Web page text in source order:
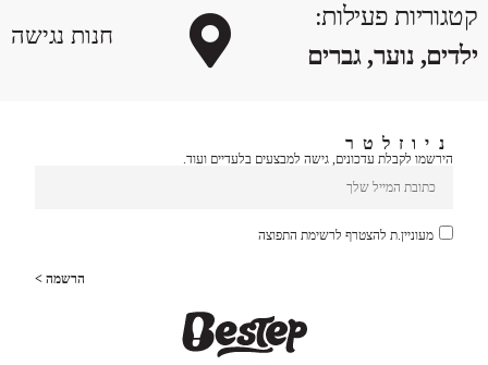
קטגוריות פעילות:
ילדים, נוער, גברים
חנות נגישה
ניוזלטר
הירשמו לקבלת עדכונים, גישה למבצעים בלעדיים ועוד.
מעוניין.ת להצטרף לרשימת התפוצה
הרשמה >